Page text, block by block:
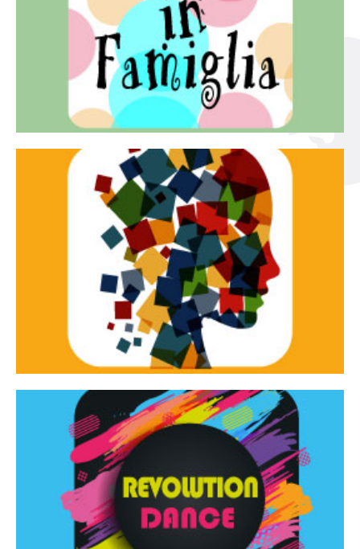
Teatro in famiglia
Teatro In Famiglia è una rassegna di teatro concepita
per far condividere e godere del teatro all’intera
famiglia.
Tracce dinamiche
Tracce Dinamiche è una rassegna di teatro
d’innovazione e sperimentale.
Continua
Revolution Dance
Rassegna di danza contemporanea – I Edizione